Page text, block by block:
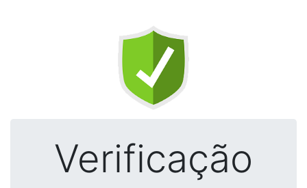
Verificação